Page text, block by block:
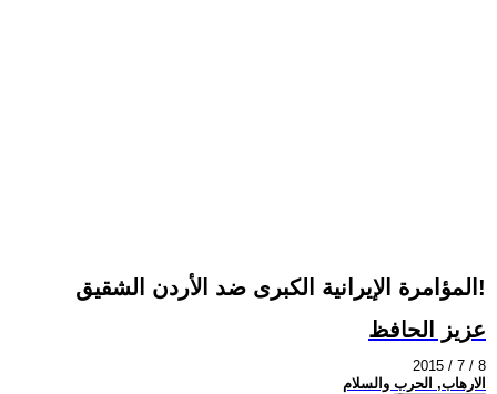
المؤامرة الإيرانية الكبرى ضد الأردن الشقيق!
عزيز الحافظ
2015 / 7 / 8
الارهاب, الحرب والسلام